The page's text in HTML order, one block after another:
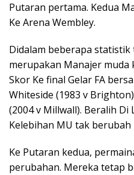
Putaran pertama. Kedua
Ke Arena Wembley.
Didalam beberapa
merupakan Manajer muda
Skor Ke final Gelar FA
Whiteside (1983 v
(2004 v Millwall). Beralih Di
Kelebihan MU tak
Ke Putaran kedua,
perubahan. Mereka tetap